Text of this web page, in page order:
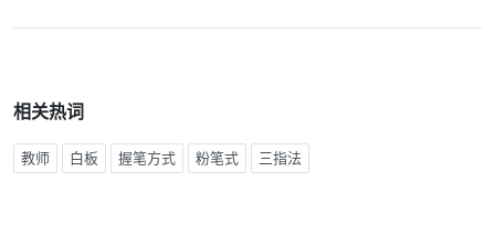
相关热词
教师 白板 握笔方式 粉笔式 三指法